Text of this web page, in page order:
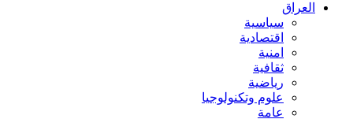
العراق
سياسية
اقتصادية
امنية
ثقافية
رياضية
علوم وتكنولوجيا
عامة